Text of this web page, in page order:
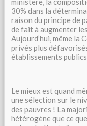
30% dans la
raison du principe de
de fait à augmenter
Aujourd’hui, même la
privés plus
établissements
Le mieux est quand
une sélection sur le
des pauvres ! La
hétérogène que ce